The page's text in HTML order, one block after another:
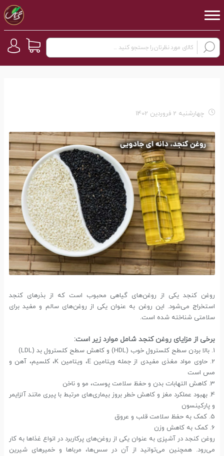
چهارشنبه 2 فروردین 1402
روغن کنجد یکی از روغن‌های گیاهی محبوب است که از بذرهای کنجد
استخراج می‌شود. این روغن به عنوان یکی از روغن‌های سالم و مفید برای
سلامتی شناخته شده است.
برخی از مزایای روغن کنجد شامل موارد زیر است:
1. بالا بردن سطح کلسترول خوب (HDL) و کاهش سطح کلسترول بد (LDL)
2. حاوی مواد مغذی مفیدی از جمله ویتامین E، ویتامین K، کلسیم، آهن و
مس است
3. کاهش التهابات بدن و حفظ سلامت پوست، مو و ناخن
4. بهبود عملکرد مغز و کاهش خطر بروز بیماری‌های مرتبط با پیری مانند آلزایمر
و پارکینسون
5. کمک به حفظ سلامت قلب و عروق
6. کمک به کاهش وزن
روغن کنجد در آشپزی به عنوان یکی از روغن‌های پرکاربرد در انواع غذاها به کار
می‌رود. همچنین می‌توانید از آن در سس‌ها، مرباها و خمیرهای شیرین